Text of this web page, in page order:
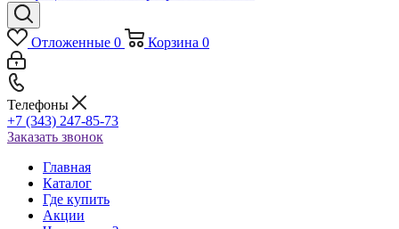
Отложенные 0 Корзина 0
Телефоны
+7 (343) 247-85-73
Заказать звонок
Главная
Каталог
Где купить
Акции